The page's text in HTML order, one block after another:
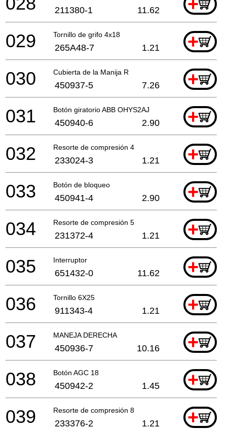
211380-1 11.62
Tornillo de grifo 4x18 +
029 265A48-7 1.21
Cubierta de la Manija R +
030 450937-5 7.26
Botón giratorio ABB OHYS2AJ +
031 450940-6 2.90
Resorte de compresión 4 +
032 233024-3 1.21
Botón de bloqueo +
033 450941-4 2.90
Resorte de compresión 5 +
034 231372-4 1.21
Interruptor +
035 651432-0 11.62
Tornillo 6X25 +
036 911343-4 1.21
MANEJA DERECHA +
037 450936-7 10.16
Botón AGC 18 +
038 450942-2 1.45
Resorte de compresión 8 +
039 233376-2 1.21